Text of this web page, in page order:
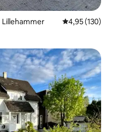
Évaluation
4,95 (130)